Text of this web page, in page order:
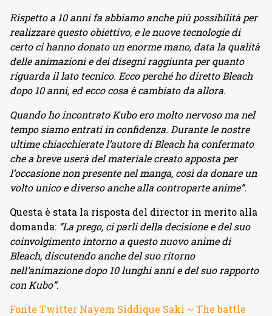
Rispetto a 10 anni fa abbiamo anche più possibilità per
realizzare questo obiettivo, e le nuove tecnologie di
certo ci hanno donato un enorme mano, data la qualità
delle animazioni e dei disegni raggiunta per quanto
riguarda il lato tecnico. Ecco perché ho diretto Bleach
dopo 10 anni, ed ecco cosa è cambiato da allora.
Quando ho incontrato Kubo ero molto nervoso ma nel
tempo siamo entrati in confidenza. Durante le nostre
ultime chiacchierate l’autore di Bleach ha confermato
che a breve userà del materiale creato apposta per
l’occasione non presente nel manga, così da donare un
volto unico e diverso anche alla controparte anime”.
Questa è stata la risposta del director in merito alla
domanda: “La prego, ci parli della decisione e del suo
coinvolgimento intorno a questo nuovo anime di
Bleach, discutendo anche del suo ritorno
nell’animazione dopo 10 lunghi anni e del suo rapporto
con Kubo”.
Fonte Twitter Nayem Siddique Saki ~ The battle